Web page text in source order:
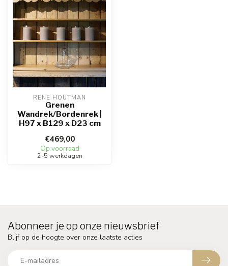
RENE HOUTMAN
Grenen
Wandrek/Bordenrek |
H97 x B129 x D23 cm
€469,00
Op voorraad
2-5 werkdagen
Abonneer je op onze nieuwsbrief
Blijf op de hoogte over onze laatste acties